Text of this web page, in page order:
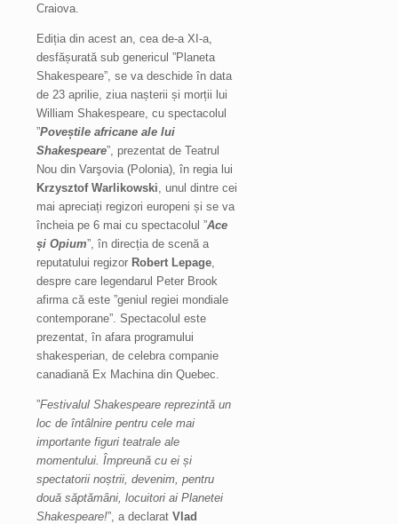
Craiova.
Ediția din acest an, cea de-a XI-a,
desfășurată sub genericul ”Planeta
Shakespeare”, se va deschide în data
de 23 aprilie, ziua nașterii și morții lui
William Shakespeare, cu spectacolul
”Poveștile africane ale lui
Shakespeare”, prezentat de Teatrul
Nou din Varşovia (Polonia), în regia lui
Krzysztof Warlikowski , unul dintre cei
mai apreciați regizori europeni și se va
încheia pe 6 mai cu spectacolul ”Ace
și Opium”, în direcția de scenă a
reputatului regizor Robert Lepage
despre care legendarul Peter Brook
afirma că este ”geniul regiei mondiale
contemporane”. Spectacolul este
prezentat, în afara programului
shakesperian, de celebra companie
canadiană Ex Machina din Quebec.
”Festivalul Shakespeare reprezintă un
loc de întâlnire pentru cele mai
importante figuri teatrale ale
momentului. Împreună cu ei și
spectatorii noștrii, devenim, pentru
două săptămâni, locuitori ai Planetei
Shakespeare!”, a declarat Vlad